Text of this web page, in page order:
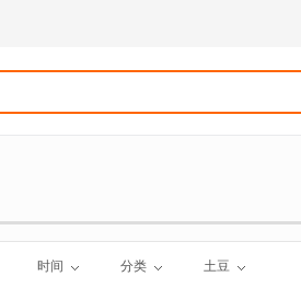
时间 分类 土豆